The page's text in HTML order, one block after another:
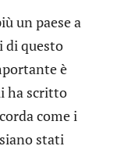
un paese a
di questo
è
ha scritto
come i
stati